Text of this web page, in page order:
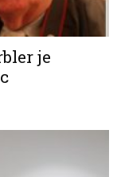
je